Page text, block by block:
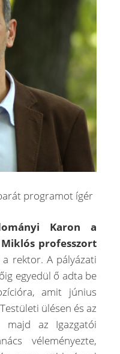
programot ígér
Karon a
professzort
rektor. A pályázati
egyedül ő adta be
amit június
ülésen és az
majd az Igazgatói
véleményezte,